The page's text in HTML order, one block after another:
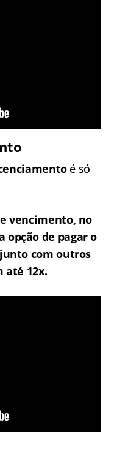
oé só
vencimento, no
opção de pagar o
com outros
até 12x.